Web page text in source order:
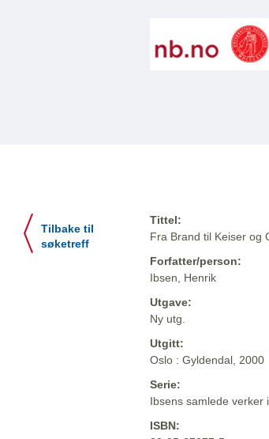
Tilbake til
søketreff
Tittel:
Fra Brand til Keiser og
Forfatter/person:
Ibsen, Henrik
Utgave:
Ny utg.
Utgitt:
Oslo : Gyldendal, 2000
Serie:
Ibsens samlede verker
ISBN: